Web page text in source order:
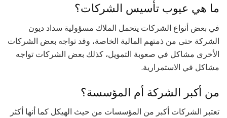
ما هي عيوب تأسيس الشركات؟
في بعض أنواع الشركات يتحمل الملاك مسؤولية سداد ديون
الشركة حتى من ذمتهم المالية الخاصة، وقد تواجه بعض الشركات
الأخرى مشاكل في صعوبة التمويل، كذلك بعض الشركات تواجه
مشاكل في الاستمرارية.
من أكبر الشركة أم المؤسسة؟
تعتبر الشركات أكبر من المؤسسات من حيث الهيكل كما أنها أكثر